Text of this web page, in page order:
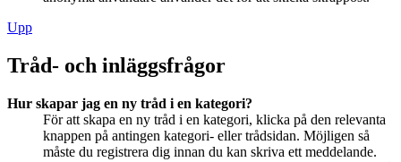
Upp
Tråd- och inläggsfrågor
Hur skapar jag en ny tråd i en kategori?
För att skapa en ny tråd i en kategori, klicka på den relevanta
knappen på antingen kategori- eller trådsidan. Möjligen så
måste du registrera dig innan du kan skriva ett meddelande.